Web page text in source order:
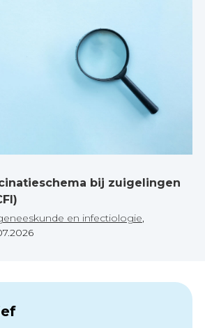
bij zuigelingen
en infectiologie